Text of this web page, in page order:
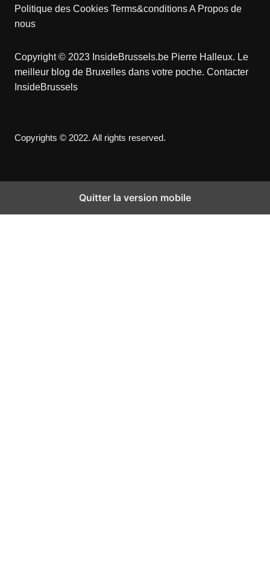
Politique des Cookies Terms&conditionsA Propos de
nous
Copyright © 2023 InsideBrussels.be Pierre Halleux. Le
meilleur blog de Bruxelles dans votre poche. Contacter
InsideBrussels
Copyrights © 2022. All rights reserved.
Quitter la version mobile